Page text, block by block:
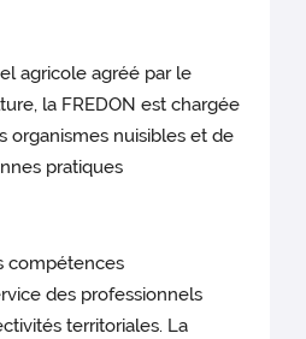
agricole agréé par le
la FREDON est chargée
organismes nuisibles et de
pratiques
compétences
des professionnels
territoriales. La